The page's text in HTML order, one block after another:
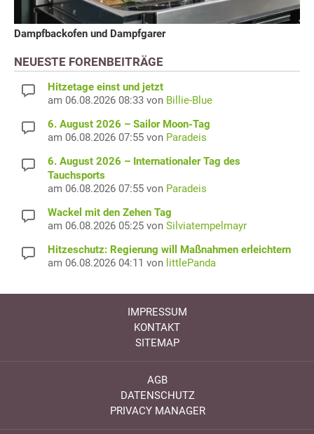
Dampfbackofen und Dampfgarer
NEUESTE FORENBEITRÄGE
Hitzetage einst und jetzt
am 06.08.2026 08:33 von Billie-Blue
6. August 2026 – Sailor Moon-Tag
am 06.08.2026 07:55 von Paradeis
6. August 2026 – Internationaler Tag des
Tauchsports
am 06.08.2026 07:55 von Paradeis
Wackel mit den Zehen Tag
am 06.08.2026 05:25 von Silviatempelmayr
Hitzeschutz: Regierung will Maßnahmen erleichtern
am 06.08.2026 04:11 von littlePanda
IMPRESSUM
KONTAKT
SITEMAP
AGB
DATENSCHUTZ
PRIVACY MANAGER